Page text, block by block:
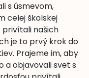
s úsmevom,
celej školskej
privítali našich
je to prvý krok do
Prajeme im, aby
a objavovali svet s